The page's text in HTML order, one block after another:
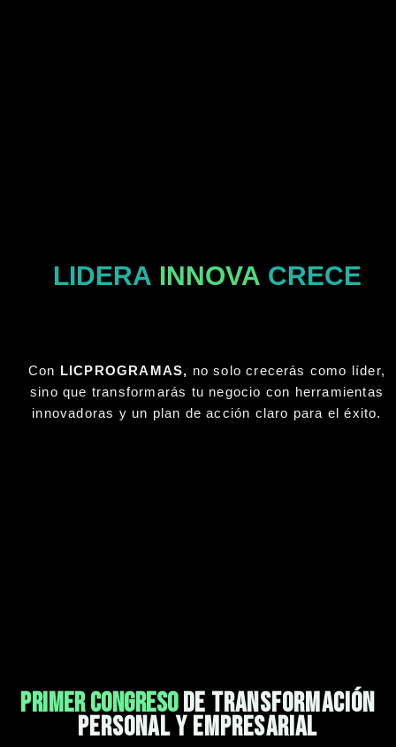
LIDERA INNOVA CRECE
Con LICPROGRAMAS, no solo crecerás como líder,
sino que transformarás tu negocio con herramientas
innovadoras y un plan de acción claro para el éxito.
primer congresode transformación
personal y empresarial